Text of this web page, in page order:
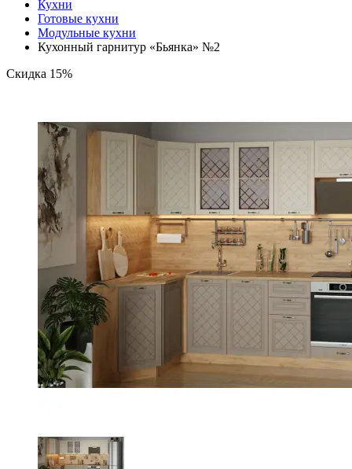
Кухни
Готовые кухни
Модульные кухни
Кухонный гарнитур «Бьянка» №2
Скидка 15%